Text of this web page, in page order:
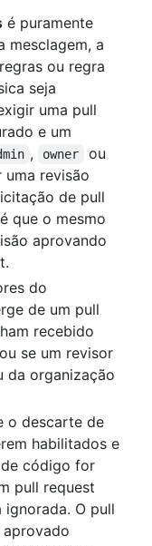
é puramente
mesclagem, a
ou regra
seja
uma pull
e um
, owner ou
revisão
de pull
que o mesmo
aprovando
do
de um pull
recebido
se um revisor
da organização
o descarte de
habilitados e
código for
pull request
O pull